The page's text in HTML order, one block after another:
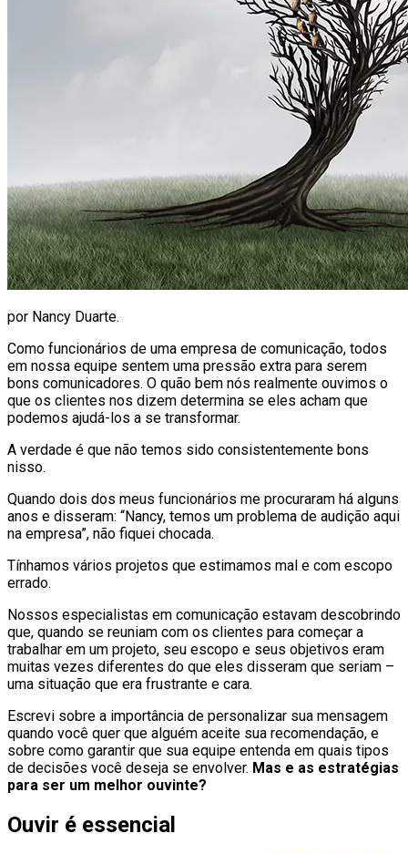
por Nancy Duarte.
Como funcionários de uma empresa de comunicação, todos
em nossa equipe sentem uma pressão extra para serem
bons comunicadores. O quão bem nós realmente ouvimos o
que os clientes nos dizem determina se eles acham que
podemos ajudá-los a se transformar.
A verdade é que não temos sido consistentemente bons
nisso.
Quando dois dos meus funcionários me procuraram há alguns
anos e disseram: “Nancy, temos um problema de audição aqui
na empresa”, não fiquei chocada.
Tínhamos vários projetos que estimamos mal e com escopo
errado.
Nossos especialistas em comunicação estavam descobrindo
que, quando se reuniam com os clientes para começar a
trabalhar em um projeto, seu escopo e seus objetivos eram
muitas vezes diferentes do que eles disseram que seriam –
uma situação que era frustrante e cara.
Escrevi sobre a importância de personalizar sua mensagem
quando você quer que alguém aceite sua recomendação, e
sobre como garantir que sua equipe entenda em quais tipos
de decisões você deseja se envolver. Mas e as estratégias
para ser um melhor ouvinte?
Ouvir é essencial